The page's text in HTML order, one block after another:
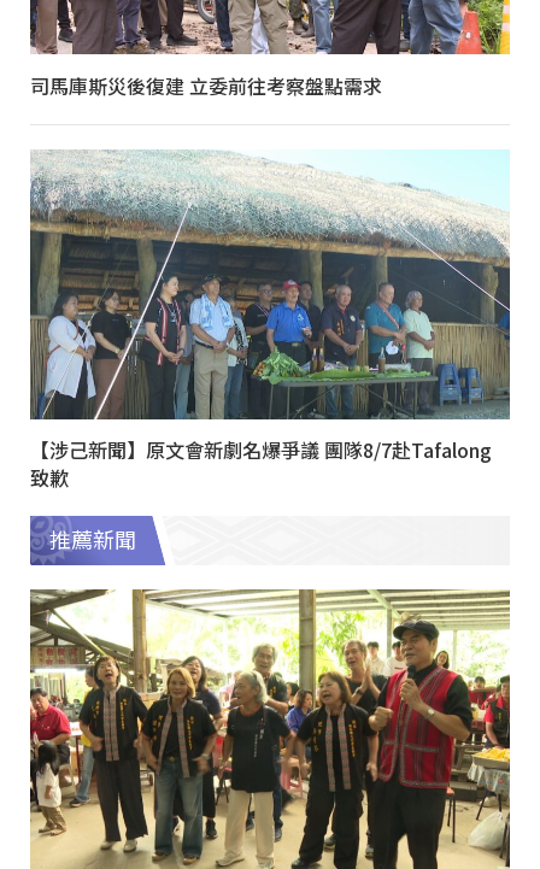
司馬庫斯災後復建 立委前往考察盤點需求
【涉己新聞】原文會新劇名爆爭議 團隊8/7赴Tafalong
致歉
推薦新聞